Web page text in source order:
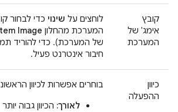
קובץ
אימג' של
המערכת
לוחצים על שינוי כדי לבחור
המערכת מהחלון Image
של המערכת). כדי להוריד
חיבור אינטרנט פעיל.
כיוון
ההפעלה
בוחרים אפשרות לכיוון
לאורך: הכיוון גבוה